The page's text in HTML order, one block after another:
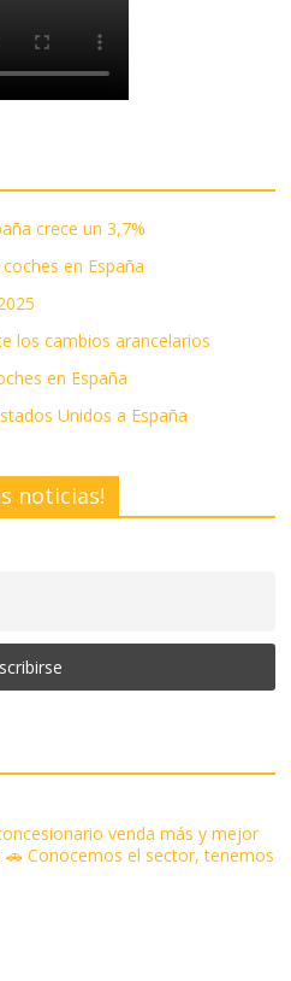
crece un 3,7%
en España
los cambios arancelarios
en España
Unidos a España
noticias!
venda más y mejor
🚗 Conocemos el sector, tenemos